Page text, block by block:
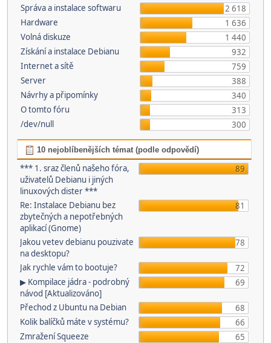
Správa a instalace softwaru
2 618
Hardware
1 636
Volná diskuze
1 440
Získání a instalace Debianu
932
Internet a sítě
759
Server
388
Návrhy a připomínky
340
O tomto fóru
313
/dev/null
300
10 nejoblíbenějších témat (podle odpovědí)
*** 1. sraz členů našeho fóra,
uživatelů Debianu i jiných
linuxových dister ***
89
Re: Instalace Debianu bez
zbytečných a nepotřebných
aplikací (Gnome)
81
Jakou vetev debianu pouzivate
na desktopu?
78
Jak rychle vám to bootuje?
72
▶ Kompilace jádra - podrobný
návod [Aktualizováno]
69
Přechod z Ubuntu na Debian
68
Kolik balíčků máte v systému?
66
Zmražení Squeeze
65